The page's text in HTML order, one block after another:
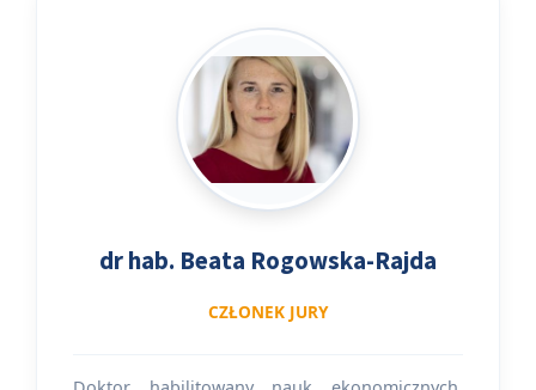
zakresu VAT” zajmuje miejsca w pierwszej
trójce, w 2020 r. – 1 miejsce, w 2023 r- 3 a w
2024 – 2 . W rankingu prestiżowego magazynu
„International Tax Review” tytuł lidera w
kategorii „Women in Tax Leadres 2017” oraz
„Indirect Tax Leaders nieprzerwanie od 2017 r.
Członek Kolegium Redakcyjnego Przeglądu
dr hab. Beata Rogowska-Rajda
CZŁONEK JURY